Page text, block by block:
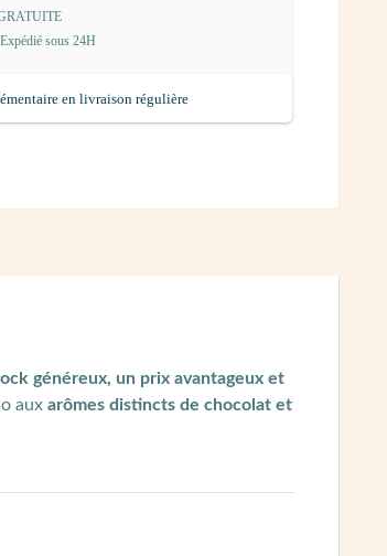
sous 24H
en livraison régulière
généreux, un prix avantageux et
aux arômes distincts de chocolat et